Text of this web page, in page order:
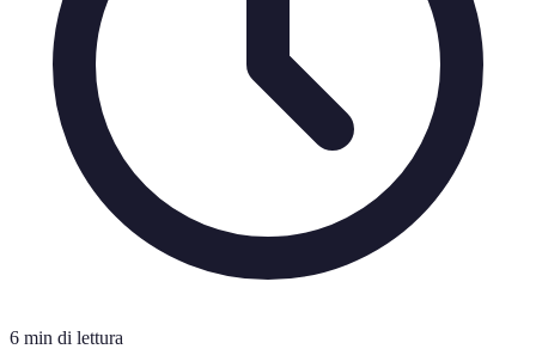
6 min di lettura